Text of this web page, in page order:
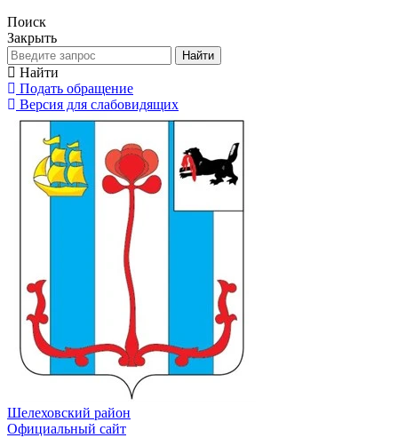
Поиск
Закрыть
Найти
Найти
Подать обращение
Версия для слабовидящих
Шелеховский район
Официальный сайт